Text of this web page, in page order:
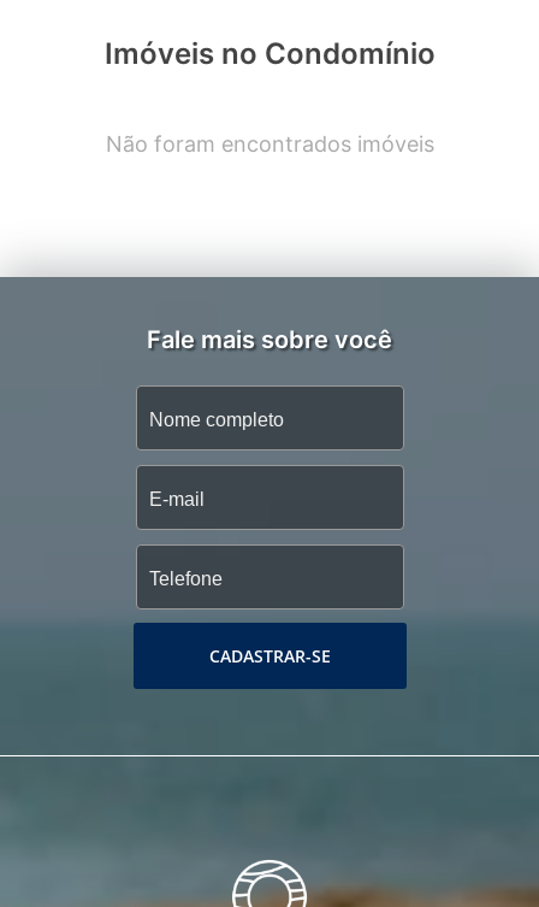
Imóveis no Condomínio
Não foram encontrados imóveis
Fale mais sobre você
CADASTRAR-SE